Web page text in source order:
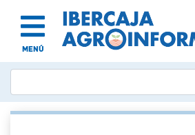
MENÚ